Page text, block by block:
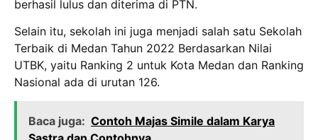
berhasil lulus dan diterima di PTN.
Selain itu, sekolah ini juga menjadi salah satu Sekolah
Terbaik di Medan Tahun 2022 Berdasarkan Nilai
UTBK, yaitu Ranking 2 untuk Kota Medan dan Ranking
Nasional ada di urutan 126.
Baca juga: Contoh Majas Simile dalam Karya